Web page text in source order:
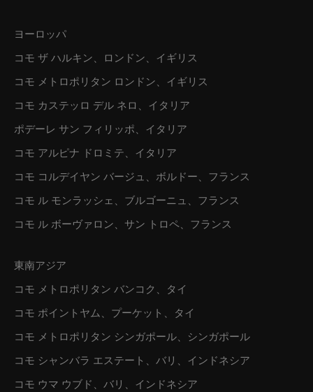
ヨーロッパ
コモ ザ ハルキン、ロンドン、イギリス
コモ メトロポリタン ロンドン、イギリス
コモ カステッロ デル ネロ、イタリア
ポデーレ サン フィリッポ、イタリア
コモ アルピナ ドロミテ、イタリア
コモ コルデイヤン バージュ、ボルドー、フランス
コモ ル モンラッシェ、ブルゴーニュ、フランス
コモ ル ボーヴァロン、サン トロペ、フランス
東南アジア
コモ メトロポリタン バンコク、タイ
コモ ポイントヤム、プーケット、タイ
コモ メトロポリタン シンガポール、シンガポール
コモ シャンバラ エステート、バリ、インドネシア
コモ ウマ ウブド、バリ、インドネシア